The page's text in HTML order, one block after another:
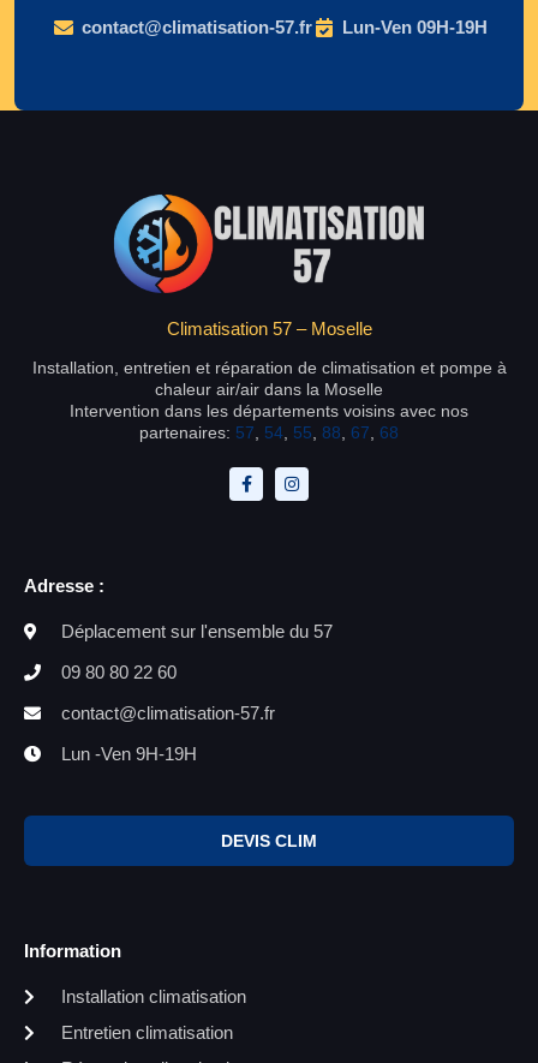
contact@climatisation-57.fr Lun-Ven 09H-19H
Climatisation 57 – Moselle
Installation, entretien et réparation de climatisation et pompe à
chaleur air/air dans la Moselle
Intervention dans les départements voisins avec nos
partenaires: 57 54 55 88 67 68
Adresse :
Déplacement sur l'ensemble du 57
09 80 80 22 60
contact@climatisation-57.fr
Lun -Ven 9H-19H
DEVIS CLIM
Information
Installation climatisation
Entretien climatisation